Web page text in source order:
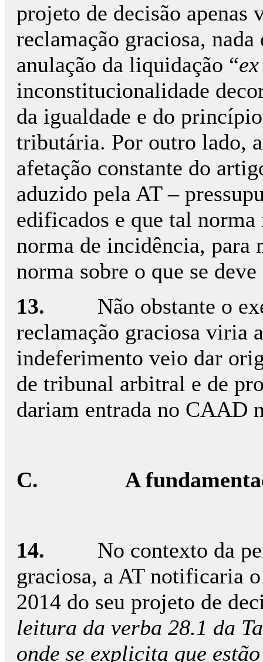
projeto de decisão apenas
reclamação graciosa,
anulação da liquidação “
inconstitucionalidade
da igualdade e do
tributária. Por outro lado,
afetação constante do
aduzido pela AT –
edificados e que tal
norma de incidência, para
norma sobre o que se
13. Não obstante o
reclamação graciosa viria
indeferimento veio dar
de tribunal arbitral e de
dariam entrada no CAAD
C. A
14. No contexto da
graciosa, a AT notificaria
2014 do seu projeto de
leitura da verba 28.1 da
onde se explicita que